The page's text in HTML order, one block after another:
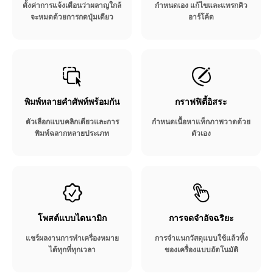
ตั้งค่าการแจ้งเตือนว่าผลาญใกล้
จะหมดด้วยการกดปุ่มเดียว​
กำหนดเอง แก้ไขและแทรกคิว
อาร์โค้ด
พิมพ์หลายคำศัพท์พร้อมกัน​
ตัวเลือกแบบคลิกเดียวและการ
พิมพ์ฉลากหลายประเภท
กราฟฟิตี้อิสระ
กำหนดเนื้อหาแท็กภาพวาดด้วย
ตัวเอง
โพสต์แบบไดนามิก
แชร์ผลงานการทำเครื่องหมาย
ได้ทุกที่ทุกเวลา
การจดจำอัจฉริยะ
การจำแนกวัสดุแบบใช้แล้วทิ้ง
ของเครื่องแบบอัตโนมัติ